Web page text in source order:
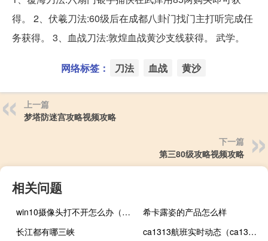
得。 2、伏羲刀法:60级后在成都八卦门找门主打听完成任
务获得。 3、血战刀法:敦煌血战黄沙支线获得。 武学。
网络标签： 刀法 血战 黄沙
上一篇
梦塔防迷宫攻略视频攻略
下一篇
第三80级攻略视频攻略
相关问题
win10摄像头打不开怎么办（win10摄像头打不开）
希卡露姿的产品怎么样
长江都有哪三峡
ca1313航班实时动态（ca131）